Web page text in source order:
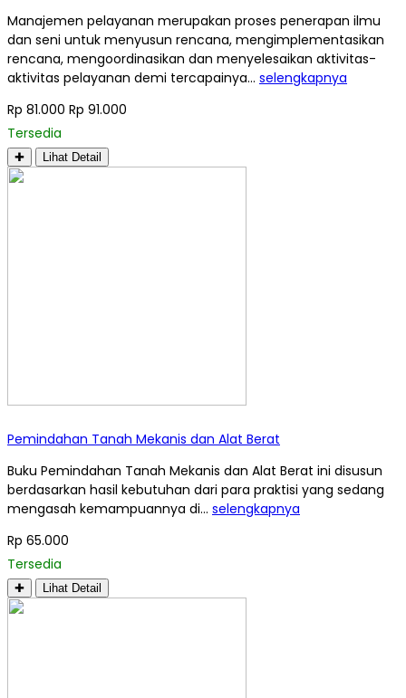
Manajemen pelayanan merupakan proses penerapan ilmu
dan seni untuk menyusun rencana, mengimplementasikan
rencana, mengoordinasikan dan menyelesaikan aktivitas-
aktivitas pelayanan demi tercapainya… selengkapnya
Rp 81.000 Rp 91.000
Tersedia
✚ Lihat Detail
Pemindahan Tanah Mekanis dan Alat Berat
Buku Pemindahan Tanah Mekanis dan Alat Berat ini disusun
berdasarkan hasil kebutuhan dari para praktisi yang sedang
mengasah kemampuannya di… selengkapnya
Rp 65.000
Tersedia
✚ Lihat Detail